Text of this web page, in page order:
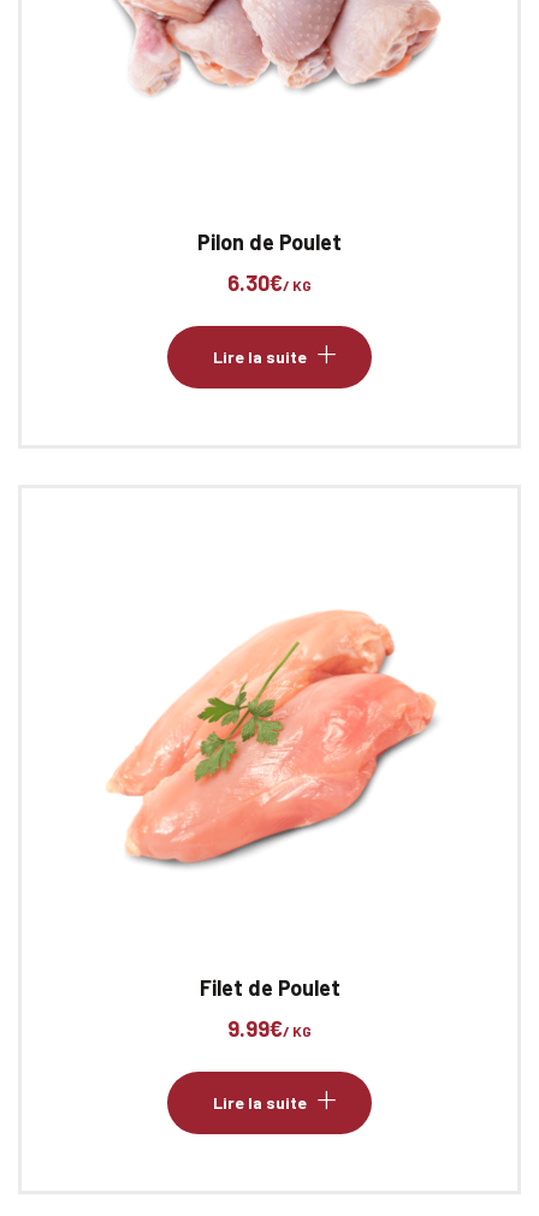
Pilon de Poulet
6.30€/ KG
Lire la suite
Filet de Poulet
9.99€/ KG
Lire la suite